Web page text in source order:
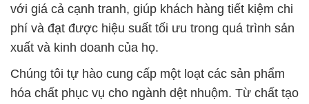
với giá cả cạnh tranh, giúp khách hàng tiết kiệm chi
phí và đạt được hiệu suất tối ưu trong quá trình sản
xuất và kinh doanh của họ.
Chúng tôi tự hào cung cấp một loạt các sản phẩm
hóa chất phục vụ cho ngành dệt nhuộm. Từ chất tạo